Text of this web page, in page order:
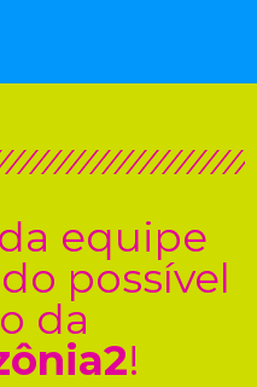
equipe
possível
da
!